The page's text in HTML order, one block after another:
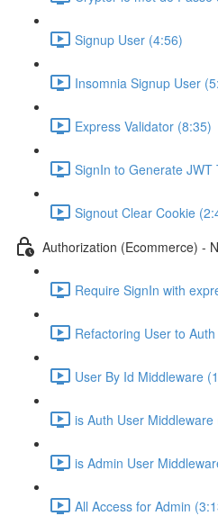
Signup User (4:56)
Insomnia Signup User
Express Validator (8:35)
SignIn to Generate JWT
Signout Clear Cookie
Authorization (Ecommerce) -
Require SignIn with
Refactoring User to
User By Id Middleware
is Auth User Middleware
is Admin User
All Access for Admin